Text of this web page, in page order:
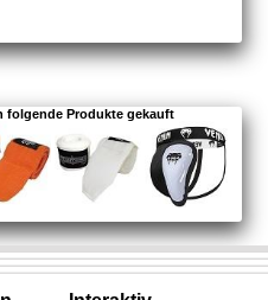
folgende Produkte gekauft